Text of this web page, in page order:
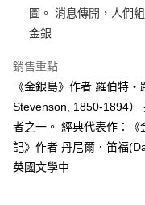
每筆NT$60，滿NT$499(
宅配
每筆NT$100，滿NT$499(
圖。 消息傳開，人們
金銀
銷售重點
《金銀島》作者 羅伯特
Stevenson, 1850-1894）
者之一。 經典代表作：
記》作者 丹尼爾．笛福
英國文學中